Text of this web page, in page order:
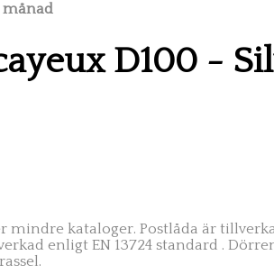
D100 -
mindre kataloger. Postlåda är
enligt EN 13724 standard .